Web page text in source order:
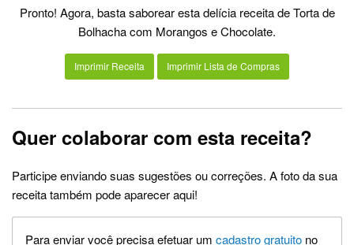
Pronto! Agora, basta saborear esta delícia receita de Torta de
Bolhacha com Morangos e Chocolate.
Imprimir Receita Imprimir Lista de Compras
Quer colaborar com esta receita?
Participe enviando suas sugestões ou correções. A foto da sua
receita também pode aparecer aqui!
Para enviar você precisa efetuar um cadastro gratuito no